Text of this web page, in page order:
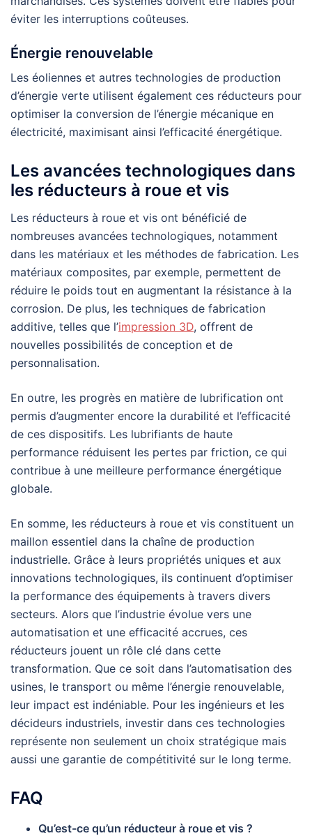
éviter les interruptions coûteuses.
Énergie renouvelable
Les éoliennes et autres technologies de production
d’énergie verte utilisent également ces réducteurs pour
optimiser la conversion de l’énergie mécanique en
électricité, maximisant ainsi l’efficacité énergétique.
Les avancées technologiques dans
les réducteurs à roue et vis
Les réducteurs à roue et vis ont bénéficié de
nombreuses avancées technologiques, notamment
dans les matériaux et les méthodes de fabrication. Les
matériaux composites, par exemple, permettent de
réduire le poids tout en augmentant la résistance à la
corrosion. De plus, les techniques de fabrication
additive, telles que l’impression 3D, offrent de
nouvelles possibilités de conception et de
personnalisation.
En outre, les progrès en matière de lubrification ont
permis d’augmenter encore la durabilité et l’efficacité
de ces dispositifs. Les lubrifiants de haute
performance réduisent les pertes par friction, ce qui
contribue à une meilleure performance énergétique
globale.
En somme, les réducteurs à roue et vis constituent un
maillon essentiel dans la chaîne de production
industrielle. Grâce à leurs propriétés uniques et aux
innovations technologiques, ils continuent d’optimiser
la performance des équipements à travers divers
secteurs. Alors que l’industrie évolue vers une
automatisation et une efficacité accrues, ces
réducteurs jouent un rôle clé dans cette
transformation. Que ce soit dans l’automatisation des
usines, le transport ou même l’énergie renouvelable,
leur impact est indéniable. Pour les ingénieurs et les
décideurs industriels, investir dans ces technologies
représente non seulement un choix stratégique mais
aussi une garantie de compétitivité sur le long terme.
FAQ
Qu’est-ce qu’un réducteur à roue et vis ?